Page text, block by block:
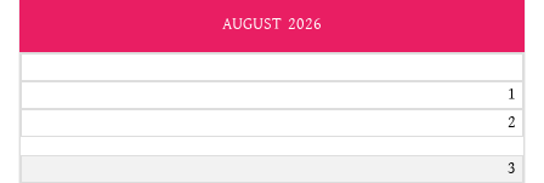
AUGUST 2026
1
2
3